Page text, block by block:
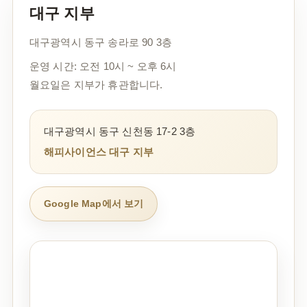
대구 지부
대구광역시 동구 송라로 90 3층
운영 시간: 오전 10시 ~ 오후 6시
월요일은 지부가 휴관합니다.
대구광역시 동구 신천동 17-2 3층
해피사이언스 대구 지부
Google Map에서 보기